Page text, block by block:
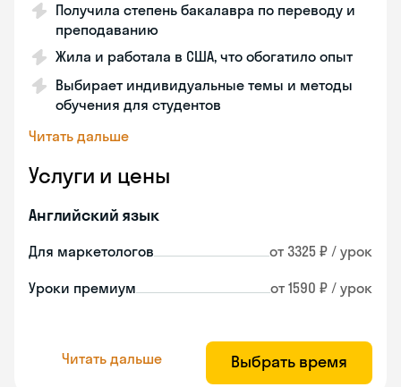
Получила степень бакалавра по переводу и
преподаванию
Жила и работала в США, что обогатило опыт
Выбирает индивидуальные темы и методы
обучения для студентов
Читать дальше
Услуги и цены
Английский язык
Для маркетологов от 3325 ₽ / урок
Уроки премиум от 1590 ₽ / урок
Читать дальше Выбрать время